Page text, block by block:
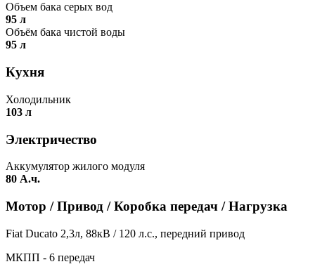
Объем бака серых вод
95 л
Объём бака чистой воды
95 л
Кухня
Холодильник
103 л
Электричество
Аккумулятор жилого модуля
80 А.ч.
Мотор / Привод / Коробка передач / Нагрузка
Fiat Ducato 2,3л, 88кВ / 120 л.с., передний привод
МКПП - 6 передач